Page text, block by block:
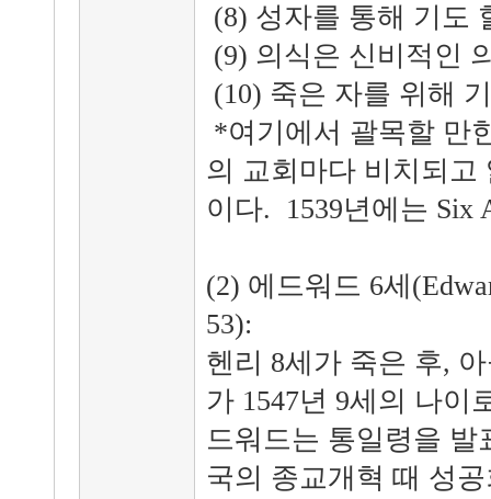
(8) 성자를 통해 기도
(9) 의식은 신비적인
(10) 죽은 자를 위해
*여기에서 괄목할 만
의 교회마다 비치되고
이다. 1539년에는 Six
(2) 에드워드 6세
53):
헨리 8세가 죽은 후,
가 1547년 9세의 나이
드워드는 통일령을 발
국의 종교개혁 때 성